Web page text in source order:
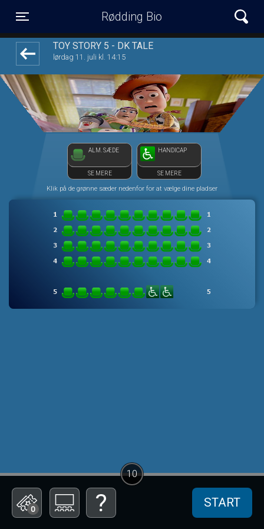
Rødding Bio
TOY STORY 5 - DK TALE
lørdag 11. juli kl. 14:15
ALM. SÆDE
SE MERE
HANDICAP
SE MERE
Klik på de grønne sæder nedenfor for at vælge dine pladser
0 START
10
1step-front02 071117